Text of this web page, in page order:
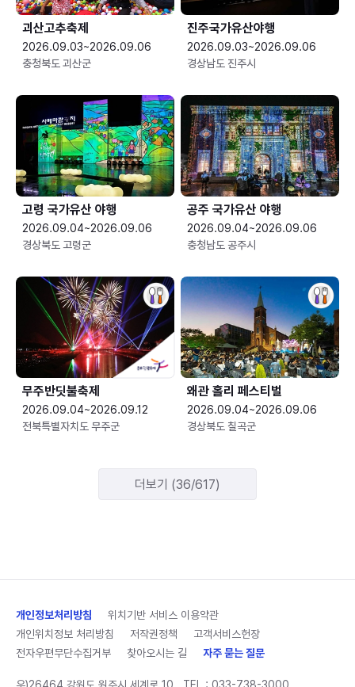
괴산고추축제
2026.09.03~2026.09.06
충청북도 괴산군
진주국가유산야행
2026.09.03~2026.09.06
경상남도 진주시
고령 국가유산 야행
2026.09.04~2026.09.06
경상북도 고령군
공주 국가유산 야행
2026.09.04~2026.09.06
충청남도 공주시
무주반딧불축제
2026.09.04~2026.09.12
전북특별자치도 무주군
왜관 홀리 페스티벌
2026.09.04~2026.09.06
경상북도 칠곡군
더보기 (36/617)
개인정보처리방침
위치기반 서비스 이용약관
개인위치정보 처리방침
저작권정책
고객서비스헌장
전자우편무단수집거부
찾아오시는 길 자주 묻는 질문